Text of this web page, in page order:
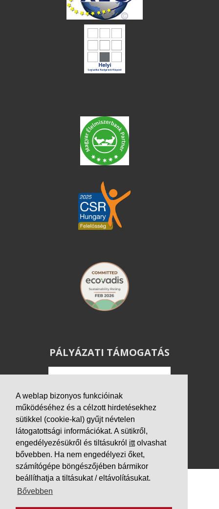
A weblap bizonyos funkcióinak
működéséhez és a célzott hirdetésekhez
sütikkel (cookie-kal) gyűjt névtelen
látogatottsági információkat. A sütikről,
engedélyezésükről és tiltásukról ittolvashat
bővebben. Ha nem engedélyezi őket,
számítógépe böngészőjében bármikor
beállíthatja a tiltásukat / eltávolításukat.
Bővebben
PÁLYÁZATI TÁMOGATÁS